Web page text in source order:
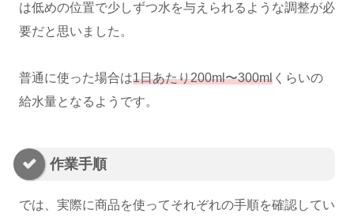
は低めの位置で少しずつ水を与えられるような調整が必
要だと思いました。
普通に使った場合は1日あたり200ml〜300ml くらいの
給水量となるようです。
作業手順
では、実際に商品を使ってそれぞれの手順を確認してい